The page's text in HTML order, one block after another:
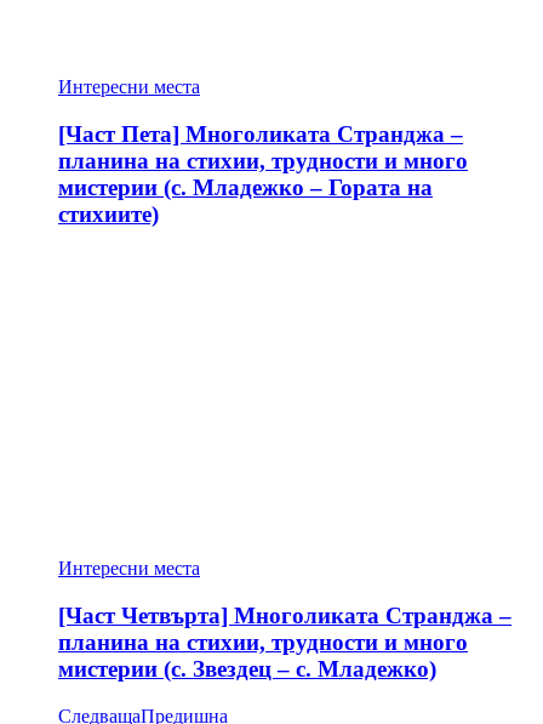
Интересни места
[Част Пета] Многоликата Странджа –
планина на стихии, трудности и много
мистерии (с. Младежко – Гората на
стихиите)
Интересни места
[Част Четвърта] Многоликата Странджа –
планина на стихии, трудности и много
мистерии (с. Звездец – с. Младежко)
СледващаПредишна